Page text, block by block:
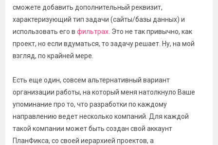
сможете добавить дополнительный реквизит,
характеризующий тип задачи (сайты/базы данных) и
использовать его в фильтрах . Это не так привычно, как
проект, но если вдуматься, то задачу решает. Ну, на мой
взгляд, по крайней мере.
Есть еще один, совсем альтернативный вариант
организации работы, на который меня натолкнуло Ваше
упоминание про то, что разработки по каждому
направлению ведет несколько компаний. Для каждой
такой компании может быть создан свой аккаунт
ПланФикса, со своей иерархией проектов, а